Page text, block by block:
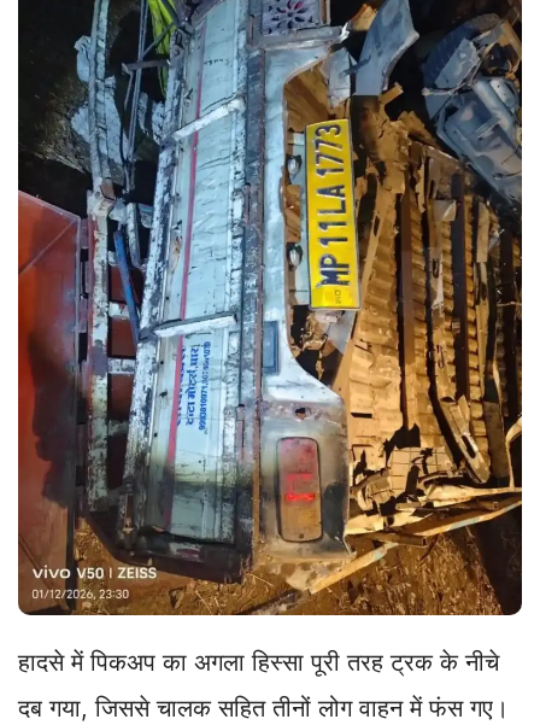
हादसे में पिकअप का अगला हिस्सा पूरी तरह ट्रक के नीचे
दब गया, जिससे चालक सहित तीनों लोग वाहन में फंस गए।